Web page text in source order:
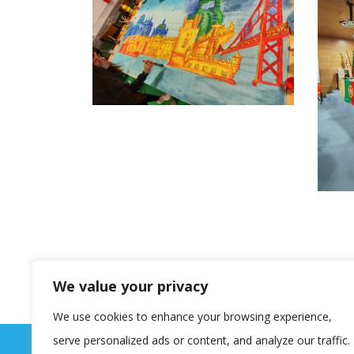
We value your privacy
We use cookies to enhance your browsing experience,
serve personalized ads or content, and analyze our traffic.